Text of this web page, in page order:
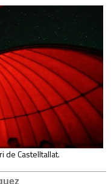
de Castelltallat.